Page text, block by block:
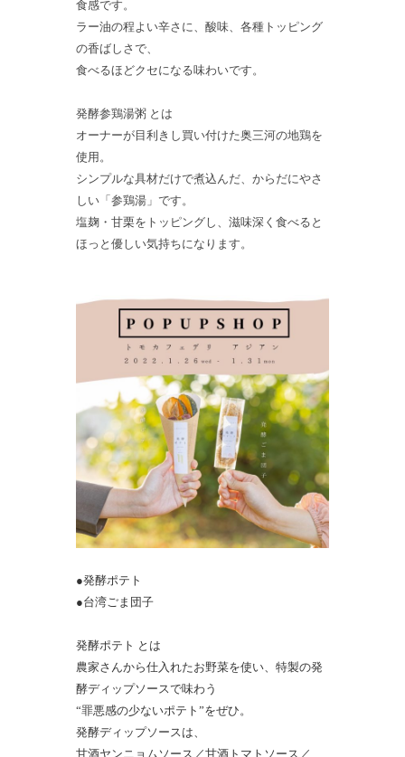
食感です。
ラー油の程よい辛さに、酸味、各種トッピング
の香ばしさで、
食べるほどクセになる味わいです。
発酵参鶏湯粥 とは
オーナーが目利きし買い付けた奥三河の地鶏を
使用。
シンプルな具材だけで煮込んだ、からだにやさ
しい「参鶏湯」です。
塩麹・甘栗をトッピングし、滋味深く食べると
ほっと優しい気持ちになります。
⁡●発酵ポテト
●台湾ごま団子
発酵ポテト とは
農家さんから仕入れたお野菜を使い、特製の発
酵ディップソースで味わう
“罪悪感の少ないポテト”をぜひ。
発酵ディップソースは、
甘酒ヤンニョムソース／甘酒トマトソース／